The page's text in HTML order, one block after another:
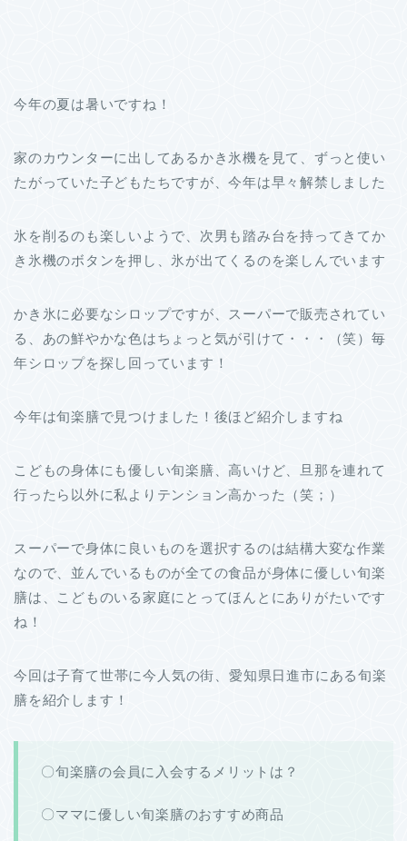
今年の夏は暑いですね！
家のカウンターに出してあるかき氷機を見て、ずっと使い
たがっていた子どもたちですが、今年は早々解禁しました
氷を削るのも楽しいようで、次男も踏み台を持ってきてか
き氷機のボタンを押し、氷が出てくるのを楽しんでいます
かき氷に必要なシロップですが、スーパーで販売されてい
る、あの鮮やかな色はちょっと気が引けて・・・（笑）毎
年シロップを探し回っています！
今年は旬楽膳で見つけました！後ほど紹介しますね
こどもの身体にも優しい旬楽膳、高いけど、旦那を連れて
行ったら以外に私よりテンション高かった（笑；）
スーパーで身体に良いものを選択するのは結構大変な作業
なので、並んでいるものが全ての食品が身体に優しい旬楽
膳は、こどものいる家庭にとってほんとにありがたいです
ね！
今回は子育て世帯に今人気の街、愛知県日進市にある旬楽
膳を紹介します！
〇旬楽膳の会員に入会するメリットは？
〇ママに優しい旬楽膳のおすすめ商品